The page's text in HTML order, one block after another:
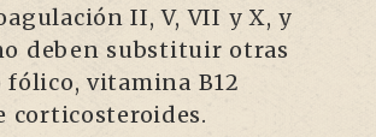
II, V, VII y X, y
deben substituir otras
vitamina B12
corticosteroides.